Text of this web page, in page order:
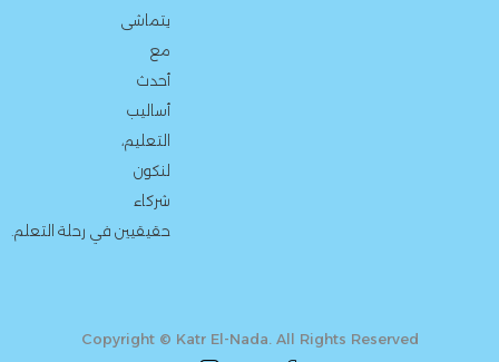
يتماشى
مع
أحدث
أساليب
التعليم،
لنكون
شركاء
حقيقيين في رحلة التعلم.
Copyright © Katr El-Nada. All Rights Reserved